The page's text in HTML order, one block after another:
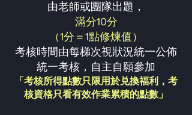
由老師或團隊出題，
滿分10分
（1分＝1點修煉值）
考核時間由每梯次視狀況統一公佈
統一考核，自主自願參加
「考核所得點數只限用於兑換福利， 考
核資格只看有效作業累積的點數」